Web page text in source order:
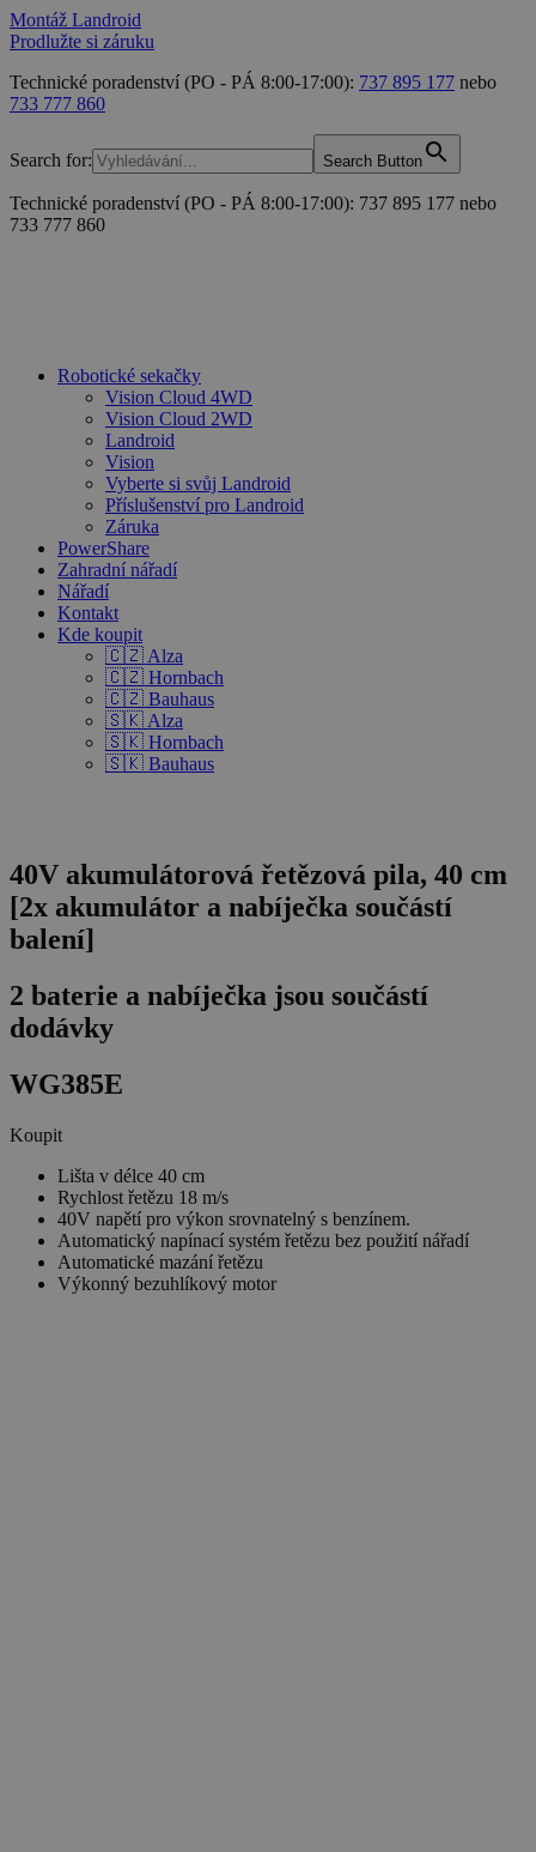
Montáž Landroid
Prodlužte si záruku
Technické poradenství (PO - PÁ 8:00-17:00): 737 895 177 nebo
733 777 860
Search for: Search Button
Technické poradenství (PO - PÁ 8:00-17:00): 737 895 177 nebo
733 777 860
Robotické sekačky
Vision Cloud 4WD
Vision Cloud 2WD
Landroid
Vision
Vyberte si svůj Landroid
Příslušenství pro Landroid
Záruka
PowerShare
Zahradní nářadí
Nářadí
Kontakt
Kde koupit
🇨🇿 Alza
🇨🇿 Hornbach
🇨🇿 Bauhaus
🇸🇰 Alza
🇸🇰 Hornbach
🇸🇰 Bauhaus
40V akumulátorová řetězová pila, 40 cm
[2x akumulátor a nabíječka součástí
balení]
2 baterie a nabíječka jsou součástí
dodávky
WG385E
Koupit
Lišta v délce 40 cm
Rychlost řetězu 18 m/s
40V napětí pro výkon srovnatelný s benzínem.
Automatický napínací systém řetězu bez použití nářadí
Automatické mazání řetězu
Výkonný bezuhlíkový motor